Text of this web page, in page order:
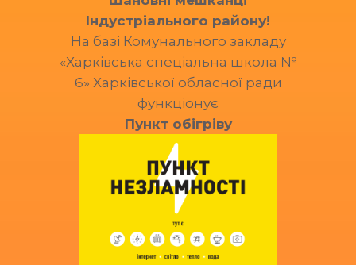
Індустріального району!
На базі Комунального закладу
«Харківська спеціальна школа №
6» Харківської обласної ради
функціонує
Пункт обігріву